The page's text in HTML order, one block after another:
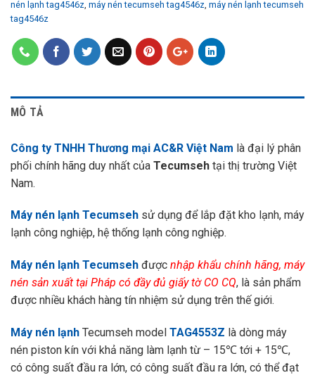
nén lạnh tag4546z máy nén tecumseh tag4546z máy nén lạnh tecumseh
tag4546z
MÔ TẢ
Công ty TNHH Thương mại AC&R Việt Nam là đại lý phân
phối chính hãng duy nhất của Tecumseh tại thị trường Việt
Nam.
Máy nén lạnh Tecumseh sử dụng để lắp đặt kho lạnh, máy
lạnh công nghiệp, hệ thống lạnh công nghiệp.
Máy nén lạnh Tecumseh được nhập khẩu chính hãng, máy
nén sản xuất tại Pháp có đầy đủ giấy tờ CO CQ, là sản phẩm
được nhiều khách hàng tín nhiệm sử dụng trên thế giới.
Máy nén lạnh Tecumseh model TAG4553Z là dòng máy
nén piston kín với khả năng làm lạnh từ – 15℃ tới + 15℃,
có công suất đầu ra lớn, có công suất đầu ra lớn, có thể đạt